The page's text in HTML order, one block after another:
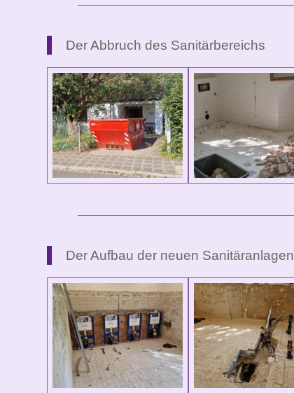
Der Abbruch des Sanitärbereichs
Der Aufbau der neuen Sanitäranlagen